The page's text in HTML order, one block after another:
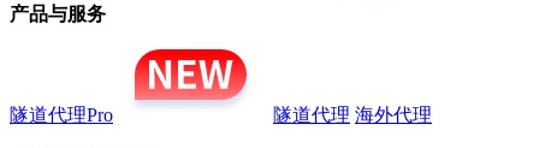
产品与服务
隧道代理Pro 隧道代理 海外代理